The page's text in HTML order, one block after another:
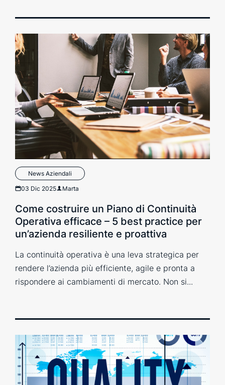
News Aziendali
03 Dic 2025 Marta
Come costruire un Piano di Continuità
Operativa efficace – 5 best practice per
un’azienda resiliente e proattiva
La continuità operativa è una leva strategica per
rendere l’azienda più efficiente, agile e pronta a
rispondere ai cambiamenti di mercato. Non si...